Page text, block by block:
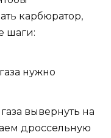
карбюратор,
шаги:
нужно
вывернуть на
дроссельную